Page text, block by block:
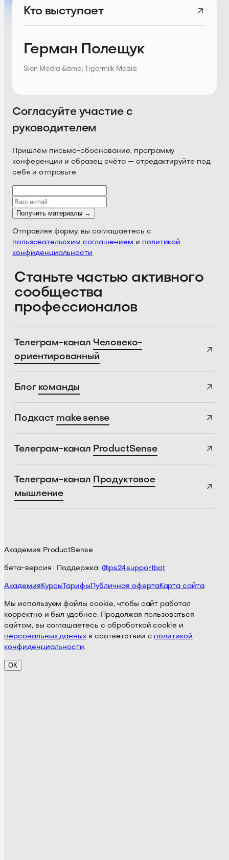
Кто выступает
Герман Полещук
Slon Media &amp; Tigermilk Media
Согласуйте участие с
руководителем
Пришлём письмо-обоснование, программу
конференции и образец счёта — отредактируйте под
себя и отправьте.
Получить материалы →
Отправляя форму, вы соглашаетесь с
пользовательским соглашением и политикой
конфиденциальности
Станьте частью активного
сообщества
профессионалов
Телеграм-канал Человеко-
ориентированный
Блог команды
Подкаст make sense
Телеграм-канал ProductSense
Телеграм-канал Продуктовое
мышление
Академия ProductSense
бета-версия · Поддержка: @ps24supportbot
Академия КурсыТарифы Публичная офертаКарта сайта
Мы используем файлы cookie, чтобы сайт работал
корректно и был удобнее. Продолжая пользоваться
сайтом, вы соглашаетесь с обработкой cookie и
персональных данных в соответствии с политикой
конфиденциальности.
ОК